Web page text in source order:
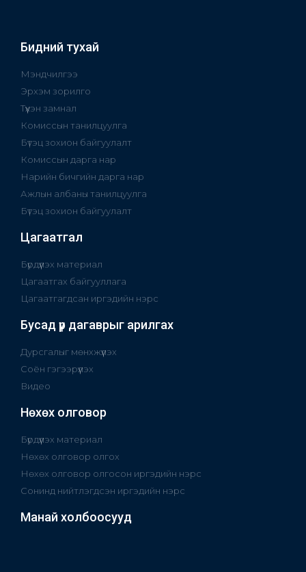
Бидний тухай
Мэндчилгээ
Эрхэм зорилго
Түүхэн замнал
Комиссын танилцуулга
Бүтэц зохион байгуулалт
Комиссын дарга нар
Нарийн бичгийн дарга нар
Ажлын албаны танилцуулга
Бүтэц зохион байгуулалт
Цагаатгал
Бүрдүүлэх материал
Цагаатгах байгууллага
Цагаатгагдсан иргэдийн нэрс
Бусад үр дагаврыг арилгах
Дурсгалыг мөнхжүүлэх
Соён гэгээрүүлэх
Видео
Нөхөх олговор
Бүрдүүлэх материал
Нөхөх олговор олгох
Нөхөх олговор олгосон иргэдийн нэрс
Сонинд нийтлэгдсэн иргэдийн нэрс
Манай холбоосууд